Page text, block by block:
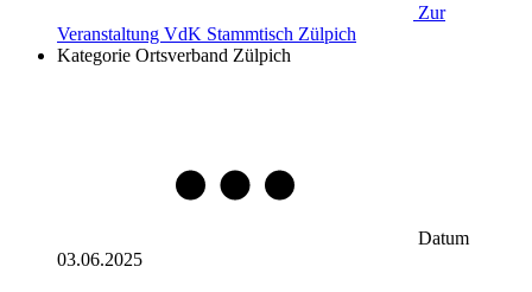
Zur
Veranstaltung VdK Stammtisch Zülpich
Kategorie Ortsverband Zülpich
Datum
03.06.2025